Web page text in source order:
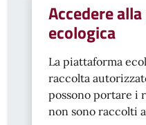
Accedere
ecologica
La piattaforma
raccolta
possono portare
non sono raccolti